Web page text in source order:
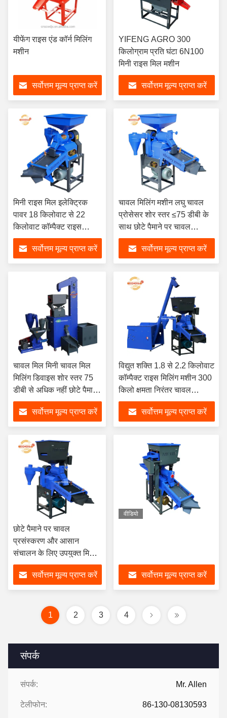
संपर्क
संपर्क: Mr. Allen
टेलीफोन: 86-130-08130593
यीफेंग राइस एंड कॉर्न मिलिंग
मशीन
सर्वोत्तम मूल्य प्राप्त करें
YIFENG AGRO 300
किलोग्राम प्रति घंटा 6N100
मिनी राइस मिल मशीन
सर्वोत्तम मूल्य प्राप्त करें
मिनी राइस मिल इलेक्ट्रिक
पावर 18 किलोवाट से 22
किलोवाट कॉम्पैक्ट राइस
प्रोसेसिंग मशीन छोटे पैमाने पर
उत्पादन के लिए उपयुक्त
सर्वोत्तम मूल्य प्राप्त करें
चावल मिलिंग मशीन लघु चावल
प्रोसेसर शोर स्तर ≤75 डीबी के
साथ छोटे पैमाने पर चावल
प्रसंस्करण और आसान संचालन
के लिए आदर्शसर्वोत्तम मूल्य प्राप्त करें
चावल मिल मिनी चावल मिल
मिलिंग डिवाइस शोर स्तर 75
डीबी से अधिक नहीं छोटे पैमाने
पर चावल प्रसंस्करण के लिए
कॉम्पैक्ट समाधान
सर्वोत्तम मूल्य प्राप्त करें
विद्युत शक्ति 1.8 से 2.2 किलोवाट
कॉम्पैक्ट राइस मिलिंग मशीन 300
किलो क्षमता निरंतर चावल
प्रसंस्करण संचालन के लिए आदर्श
सर्वोत्तम मूल्य प्राप्त करें
छोटे पैमाने पर चावल
प्रसंस्करण और आसान
संचालन के लिए उपयुक्त मिनी
राइस मिल स्टेनलेस स्टील
राइस मिलिंग मशीन
सर्वोत्तम मूल्य प्राप्त करें
वीडियो
सर्वोत्तम मूल्य प्राप्त करें
1 2 3 4